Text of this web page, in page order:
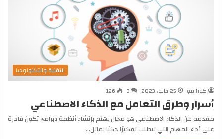
التقنية والتكنولوجيا
كورا نيو
25 مايو، 2023 3
126
أسرار وطرق التعامل مع الذكاء الاصطناعي
مقدمه عن الذكاء الاصطناعي هو مجال يهتم بإنشاء أنظمة وبرامج تكون قادرة
على أداء المهام التي تتطلب تفكيرًا ذكيًا يماثل…